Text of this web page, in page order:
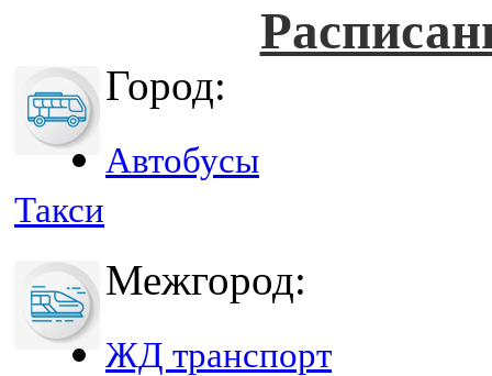
Город:
Автобусы
Такси
Межгород:
ЖД транспорт